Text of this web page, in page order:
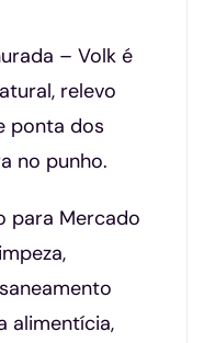
– Volk é
relevo
ponta dos
no punho.
para Mercado
alimentícia,